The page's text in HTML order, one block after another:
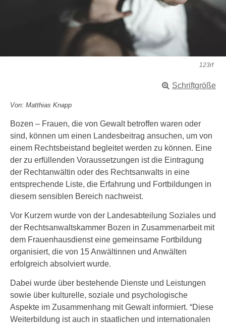
123rf
Schriftgröße
Von: Matthias Knapp
Bozen – Frauen, die von Gewalt betroffen waren oder
sind, können um einen Landesbeitrag ansuchen, um von
einem Rechtsbeistand begleitet werden zu können. Eine
der zu erfüllenden Voraussetzungen ist die Eintragung
der Rechtanwältin oder des Rechtsanwalts in eine
entsprechende Liste, die Erfahrung und Fortbildungen in
diesem sensiblen Bereich nachweist.
Vor Kurzem wurde von der Landesabteilung Soziales und
der Rechtsanwaltskammer Bozen in Zusammenarbeit mit
dem Frauenhausdienst eine gemeinsame Fortbildung
organisiert, die von 15 Anwältinnen und Anwälten
erfolgreich absolviert wurde.
Dabei wurde über bestehende Dienste und Leistungen
sowie über kulturelle, soziale und psychologische
Aspekte im Zusammenhang mit Gewalt informiert. “Diese
Weiterbildung ist auch in staatlichen und internationalen